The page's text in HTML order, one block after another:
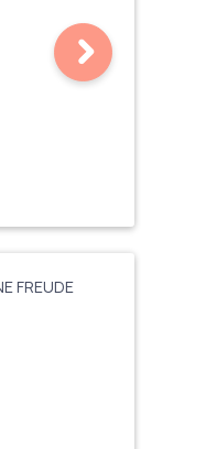
5 von 5 Sternen